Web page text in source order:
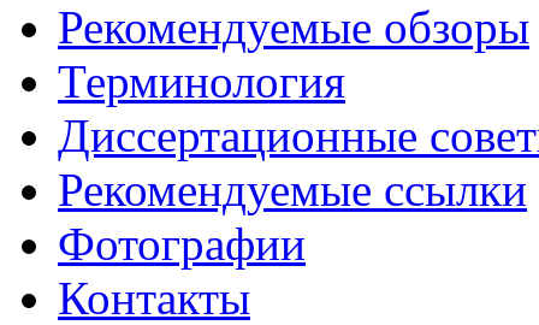
Рекомендуемые обзоры
Терминология
Диссертационные
Рекомендуемые ссылки
Фотографии
Контакты